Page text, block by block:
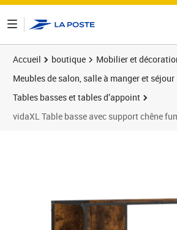
Accueil boutique
Mobilier et
Meubles de salon, salle à manger et séjour
Tables basses et tables d’appoint
vidaXL Table basse avec support chêne